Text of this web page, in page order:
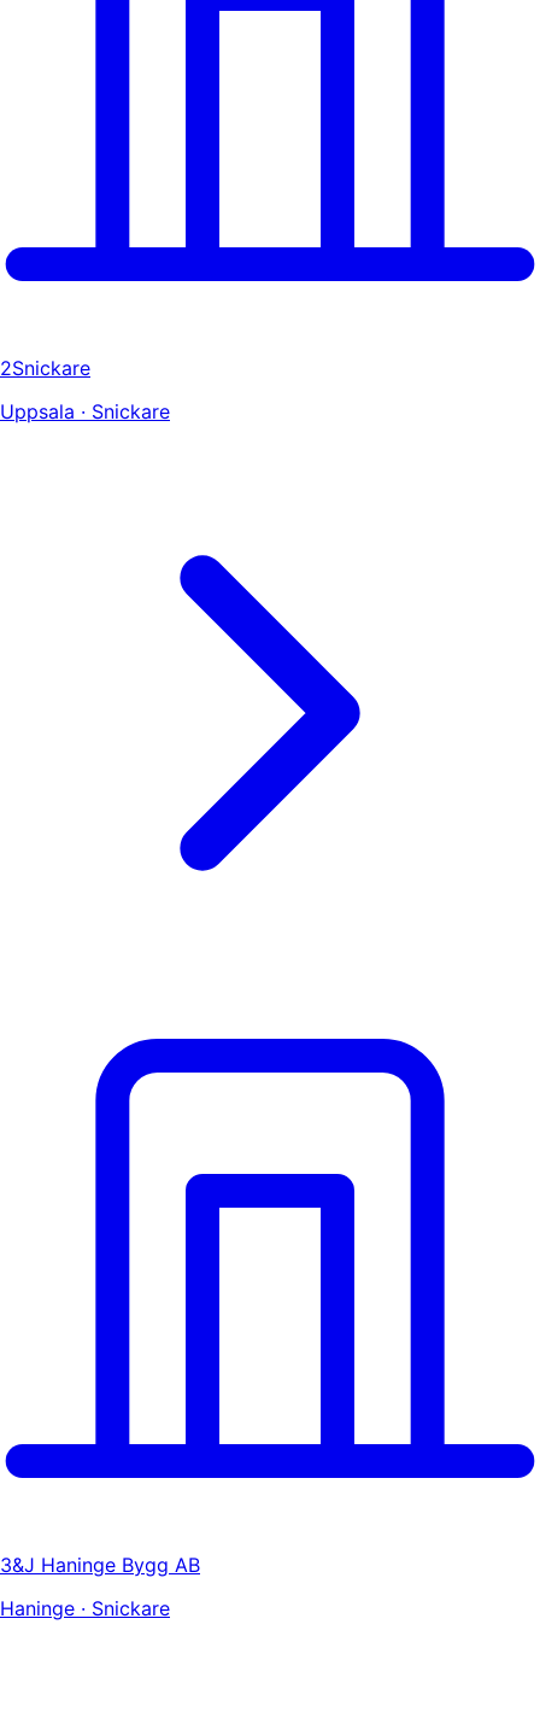
2Snickare
Uppsala · Snickare
3&J Haninge Bygg AB
Haninge · Snickare